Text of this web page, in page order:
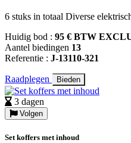
6 stuks in totaal Diverse
Huidig bod : 95 € BTW
Aantel biedingen 13
Referentie : J-13110-321
Raadplegen Bieden
3 dagen
Volgen
Set koffers met inhoud